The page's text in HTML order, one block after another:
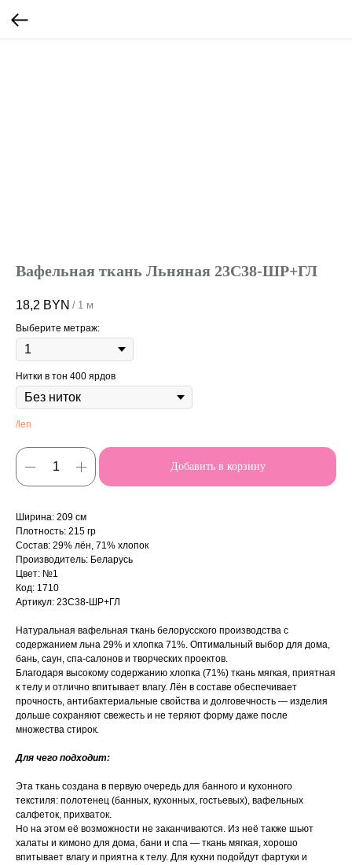
Вафельная ткань Льняная 23С38-ШР+ГЛ
18,2 BYN / 1 м
Выберите метраж:
Нитки в тон 400 ярдов
/len
Добавить в корзину
Ширина: 209 см
Плотность: 215 гр
Состав: 29% лён, 71% хлопок
Производитель: Беларусь
Цвет: №1
Код: 1710
Артикул: 23С38-ШР+ГЛ
Натуральная вафельная ткань белорусского производства с
содержанием льна 29% и хлопка 71%. Оптимальный выбор для дома,
бань, саун, спа-салонов и творческих проектов.
Благодаря высокому содержанию хлопка (71%) ткань мягкая, приятная
к телу и отлично впитывает влагу. Лён в составе обеспечивает
прочность, антибактериальные свойства и долговечность — изделия
дольше сохраняют свежесть и не теряют форму даже после
множества стирок.
Для чего подходит:
Эта ткань создана в первую очередь для банного и кухонного
текстиля: полотенец (банных, кухонных, гостьевых), вафельных
салфеток, прихваток.
Но на этом её возможности не заканчиваются. Из неё также шьют
халаты и кимоно для дома, бани и спа — ткань мягкая, хорошо
впитывает влагу и приятна к телу. Для кухни подойдут фартуки и